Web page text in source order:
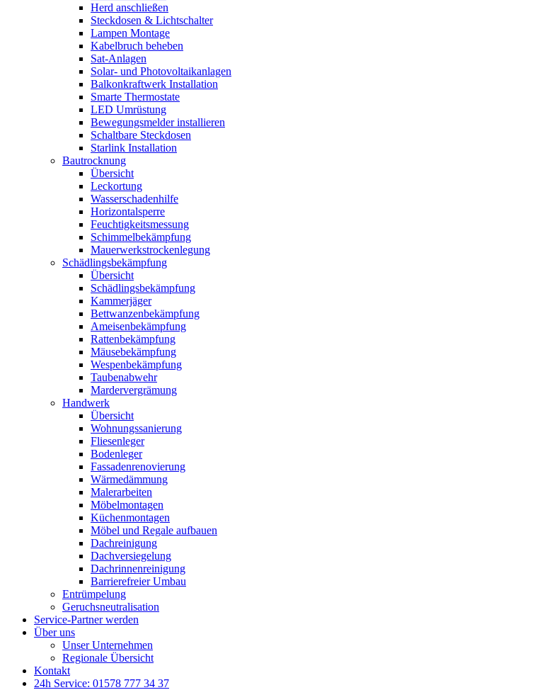
Herd anschließen
Steckdosen & Lichtschalter
Lampen Montage
Kabelbruch beheben
Sat-Anlagen
Solar- und Photovoltaikanlagen
Balkonkraftwerk Installation
Smarte Thermostate
LED Umrüstung
Bewegungsmelder installieren
Schaltbare Steckdosen
Starlink Installation
Bautrocknung
Übersicht
Leckortung
Wasserschadenhilfe
Horizontalsperre
Feuchtigkeitsmessung
Schimmelbekämpfung
Mauerwerkstrockenlegung
Schädlingsbekämpfung
Übersicht
Schädlingsbekämpfung
Kammerjäger
Bettwanzenbekämpfung
Ameisenbekämpfung
Rattenbekämpfung
Mäusebekämpfung
Wespenbekämpfung
Taubenabwehr
Mardervergrämung
Handwerk
Übersicht
Wohnungssanierung
Fliesenleger
Bodenleger
Fassadenrenovierung
Wärmedämmung
Malerarbeiten
Möbelmontagen
Küchenmontagen
Möbel und Regale aufbauen
Dachreinigung
Dachversiegelung
Dachrinnenreinigung
Barrierefreier Umbau
Entrümpelung
Geruchsneutralisation
Service-Partner werden
Über uns
Unser Unternehmen
Regionale Übersicht
Kontakt
24h Service: 01578 777 34 37